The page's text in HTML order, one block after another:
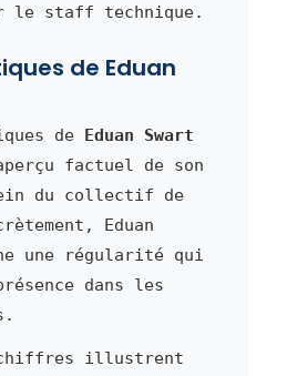
le staff technique.
de Eduan
de Eduan Swart
factuel de son
du collectif de
Eduan
une régularité qui
dans les
illustrent